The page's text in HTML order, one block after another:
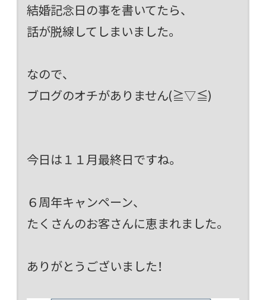
結婚記念日の事を書いてたら、
話が脱線してしまいました。
なので、
ブログのオチがありません(≧▽≦)
今日は１１月最終日ですね。
６周年キャンペーン、
たくさんのお客さんに恵まれました。
ありがとうございました！